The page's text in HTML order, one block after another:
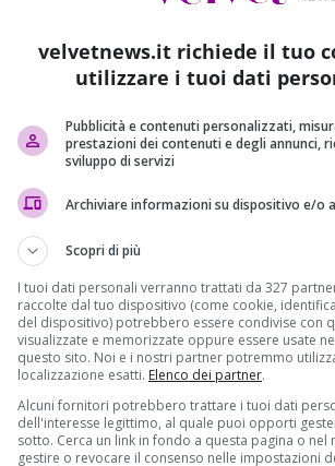
nella capitale tedesca aveva targa
un carico di merce e poi era
dicembre, è stato lanciato nella folle
feriti. Una ragazza italiana, Fabrizia
. I familiari, straziati, sono a Berlino e
ITALIANA DISPERSA. IL
velvetnews.it richiede il tuo
utilizzare i tuoi dati
Pubblicità e contenuti personalizzati,
prestazioni dei contenuti e degli annunci,
sviluppo di servizi
Archiviare informazioni su dispositivo e/o
Scopri di più
I tuoi dati personali verranno trattati da 327
raccolte dal tuo dispositivo (come cookie,
del dispositivo) potrebbero essere condivise con
visualizzate e memorizzate oppure essere usate
questo sito. Noi e i nostri partner potremmo
localizzazione esatti. Elenco dei partner.
Alcuni fornitori potrebbero trattare i tuoi dati
dell'interesse legittimo, al quale puoi opporti
sotto. Cerca un link in fondo a questa pagina o nel
gestire o revocare il consenso nelle impostazioni